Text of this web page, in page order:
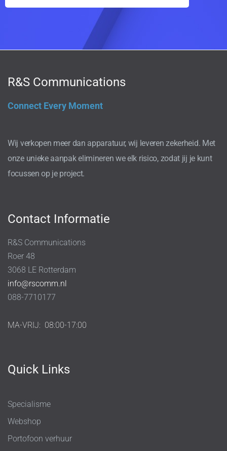
R&S Communications
Connect Every Moment
Wij verkopen meer dan apparatuur, wij leveren zekerheid. Met
onze unieke aanpak elimineren we elk risico, zodat jij je kunt
focussen op je project.
Contact Informatie
R&S Communications
Roer 48
3068 LE Rotterdam
info@rscomm.nl
088-7710177
MA-VRIJ: 08:00-17:00
Quick Links
Specialisme
Webshop
Portofoon verhuur